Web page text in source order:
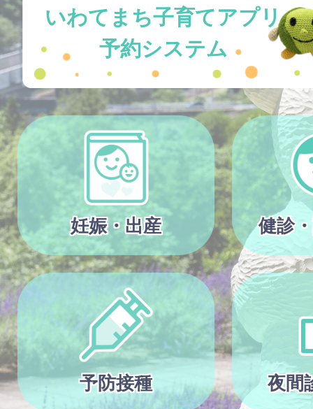
いわてまち子育てアプリ
予約システム
妊娠・出産 健診
予防接種 夜間